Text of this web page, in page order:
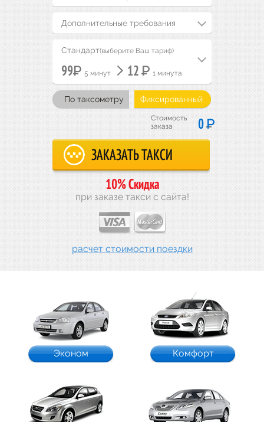
Дополнительные требования
Стандарт(выберите Ваш тариф)
99Р 5 минут 12 Р 1 минута
По таксометру Фиксированный
Стоимость
заказа
0Р
10% Скидка
при заказе такси с сайта!
расчет стоимости поездки
Эконом Комфорт